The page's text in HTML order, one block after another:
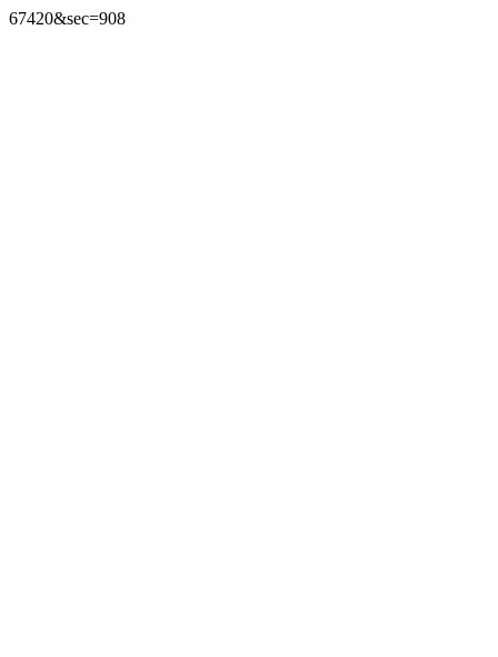
67420&sec=908